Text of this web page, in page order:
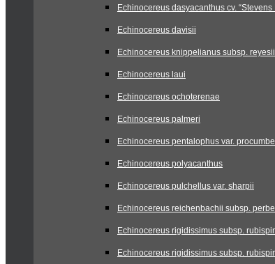
Echinocereus dasyacanthus cv. “Stevens
Echinocereus davisii
Echinocereus knippelianus subsp. reyesii
Echinocereus laui
Echinocereus ochoterenae
Echinocereus palmeri
Echinocereus pentalophus var.
Echinocereus polyacanthus
Echinocereus pulchellus var. sharpii
Echinocereus reichenbachii subsp.
Echinocereus rigidissimus subsp.
Echinocereus rigidissimus subsp.